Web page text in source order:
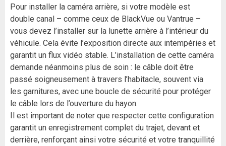
Pour installer la caméra arrière, si votre modèle est
double canal – comme ceux de BlackVue ou Vantrue –
vous devez l’installer sur la lunette arrière à l’intérieur du
véhicule. Cela évite l’exposition directe aux intempéries et
garantit un flux vidéo stable. L’installation de cette caméra
demande néanmoins plus de soin : le câble doit être
passé soigneusement à travers l’habitacle, souvent via
les garnitures, avec une boucle de sécurité pour protéger
le câble lors de l’ouverture du hayon.
Il est important de noter que respecter cette configuration
garantit un enregistrement complet du trajet, devant et
derrière, renforçant ainsi votre sécurité et votre tranquillité